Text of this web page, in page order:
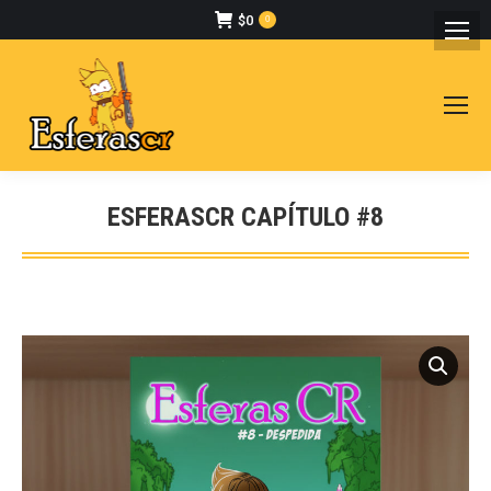
$0 0
ESFERASCR CAPÍTULO #8
Estás aquí: